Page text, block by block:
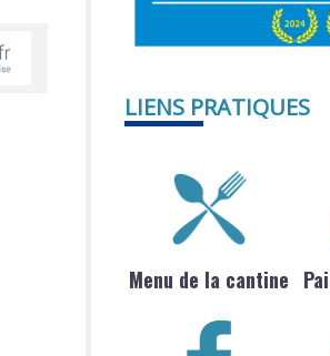
LIENS PRATIQUES
Menu de la cantine